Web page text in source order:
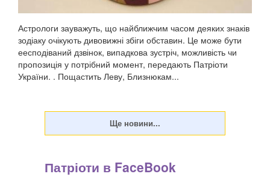
Астрологи зауважуть, що найближчим часом деяких знаків
зодіаку очікують дивовижні збіги обставин. Це може бути
еесподіваний дзвінок, випадкова зустріч, можливість чи
пропозиція у потрібний момент, передають Патріоти
України. . Пощастить Леву, Близнюкам...
Патріоти в FaceBook